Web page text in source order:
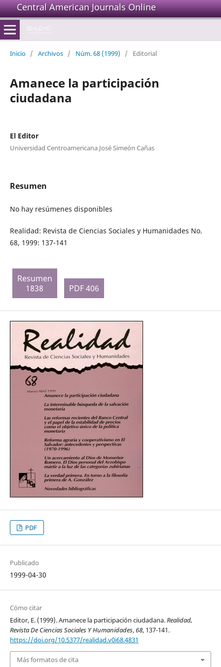
Central American Journals Online
Inicio / Archivos / Núm. 68 (1999) / Editorial
Amanece la participación
ciudadana
El Editor
Universidad Centroamericana José Simeón Cañas
Resumen
No hay resúmenes disponibles
Realidad: Revista de Ciencias Sociales y Humanidades No.
68, 1999: 137-141
Resumen
1838
PDF 406
PDF
Publicado
1999-04-30
Cómo citar
Editor, E. (1999). Amanece la participación ciudadana.Realidad,
Revista De Ciencias Sociales Y Humanidades,68, 137-141.
https://doi.org/10.5377/realidad.v0i68.4831
Más formatos de cita